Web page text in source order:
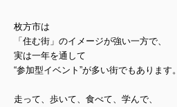
枚方市は
「住む街」のイメージが強い一方で、
実は一年を通して
“参加型イベント”が多い街でもあります。
走って、歩いて、食べて、学んで、